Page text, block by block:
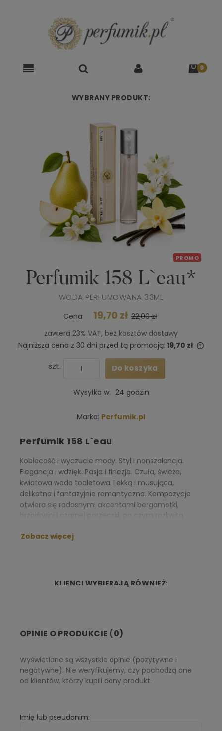
WYBRANY PRODUKT:
PROMO
Perfumik 158 L`eau*
WODA PERFUMOWANA 33ML
Cena: 19,70 zł 22,00 zł
zawiera 23% VAT, bez kosztów dostawy
Najniższa cena z 30 dni przed tą promocją: 19,70 zł
szt. Do koszyka
Wysyłka w: 24 godzin
Marka: Perfumik.pl
Perfumik 158 L`eau
Kobiecość i wyczucie mody. Styl i nonszalancja.
Elegancja i wdzięk. Pasja i finezja. Czuła, świeża,
kwiatowa woda toaletowa. Lekką i musująca,
delikatna i fantazyjnie romantyczna. Kompozycja
otwiera się radosnymi akcentami bergamotki,
brzoskwini i czarnej porzeczki, po czym rozkwita
Kwiatowe aromaty niespiesznie rozwijają się do
Nuta bazy:bursztyn, piżmo, cedr
Zobacz więcej
KLIENCI WYBIERAJĄ RÓWNIEŻ:
OPINIE O PRODUKCIE (0)
Wyświetlane są wszystkie opinie (pozytywne i
negatywne). Nie weryfikujemy, czy pochodzą one
od klientów, którzy kupili dany produkt.
Imię lub pseudonim: